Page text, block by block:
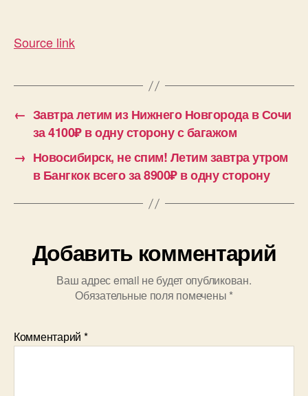
Source link
← Завтра летим из Нижнего Новгорода в Сочи
за 4100₽ в одну сторону с багажом
→ Новосибирск, не спим! Летим завтра утром
в Бангкок всего за 8900₽ в одну сторону
Добавить комментарий
Ваш адрес email не будет опубликован.
Обязательные поля помечены *
Комментарий *